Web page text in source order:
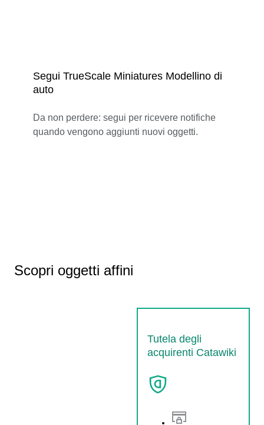
Segui TrueScale Miniatures Modellino di
auto
Da non perdere: segui per ricevere notifiche
quando vengono aggiunti nuovi oggetti.
Scopri oggetti affini
Tutela degli
acquirenti Catawiki